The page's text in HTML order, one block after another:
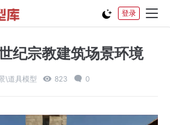
登录
纪宗教建筑场景环境
\道具模型 823 0